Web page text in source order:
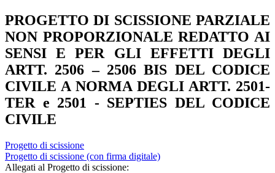
PROGETTO DI SCISSIONE PARZIALE
NON PROPORZIONALE REDATTO AI
SENSI E PER GLI EFFETTI DEGLI
ARTT. 2506 – 2506 BIS DEL CODICE
CIVILE A NORMA DEGLI ARTT. 2501-
TER e 2501 - SEPTIES DEL CODICE
CIVILE
Progetto di scissione
Progetto di scissione (con firma digitale)
Allegati al Progetto di scissione: